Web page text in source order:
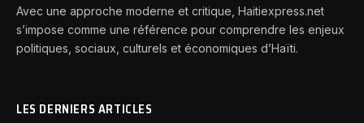
Avec une approche moderne et critique, Haitiexpress.net
s’impose comme une référence pour comprendre les enjeux
politiques, sociaux, culturels et économiques d’Haïti.
LES DERNIERS ARTICLES